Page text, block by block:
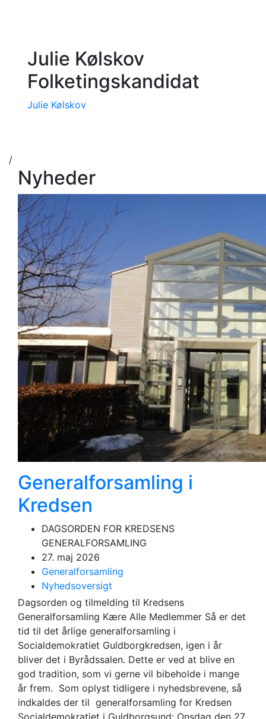
Julie Kølskov
Folketingskandidat
Julie Kølskov
/
Nyheder
Generalforsamling i
Kredsen
DAGSORDEN FOR KREDSENS
GENERALFORSAMLING
27. maj 2026
Generalforsamling
Nyhedsoversigt
Dagsorden og tilmelding til Kredsens
Generalforsamling Kære Alle Medlemmer Så er det
tid til det årlige generalforsamling i
Socialdemokratiet Guldborgkredsen, igen i år
bliver det i Byrådssalen. Dette er ved at blive en
god tradition, som vi gerne vil bibeholde i mange
år frem. Som oplyst tidligere i nyhedsbrevene, så
indkaldes der til generalforsamling for Kredsen